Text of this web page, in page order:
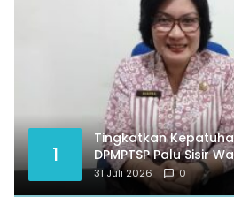
1
Tingkatkan
DPMPTSP Palu Sisir
31 Juli 2026 0